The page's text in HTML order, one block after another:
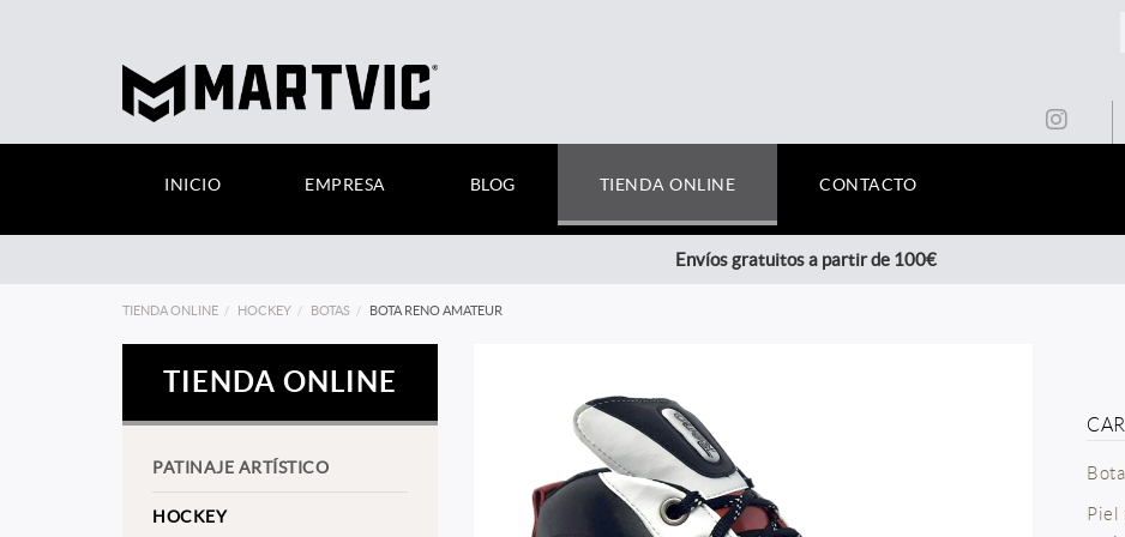
INICIO EMPRESA BLOG TIENDA ONLINE CONTACTO
Envíos gratuitos a partir de 100€
TIENDA ONLINE HOCKEY BOTAS BOTA RENO AMATEUR
TIENDA ONLINE
PATINAJE ARTÍSTICO
HOCKEY
Piel